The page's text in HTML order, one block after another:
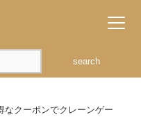
search
クーポンでクレーンゲー